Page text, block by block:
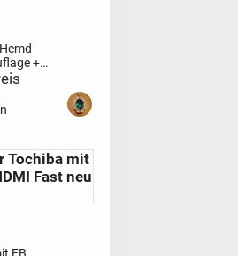
+
.Herren
46 . 48
. Alles
Tochiba mit
Fast neu
FB